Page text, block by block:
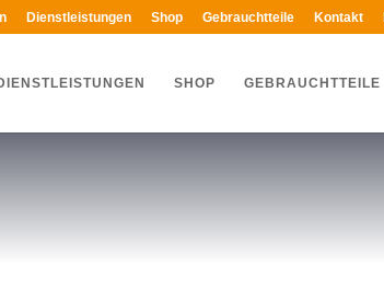
Dienstleistungen Shop Gebrauchtteile Kontakt
SHOP GEBRAUCHTTEILE